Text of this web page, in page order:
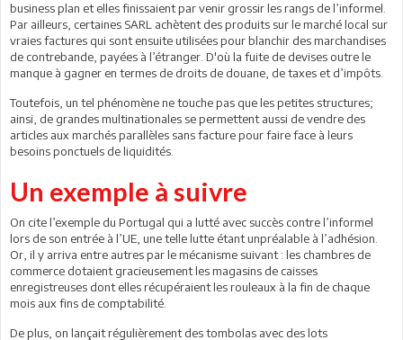
business plan et elles finissaient par venir grossir les rangs de l’informel.
Par ailleurs, certaines SARL achètent des produits sur le marché local sur
vraies factures qui sont ensuite utilisées pour blanchir des marchandises
de contrebande, payées à l’étranger. D'où la fuite de devises outre le
manque à gagner en termes de droits de douane, de taxes et d’impôts.
Toutefois, un tel phénomène ne touche pas que les petites structures;
ainsi, de grandes multinationales se permettent aussi de vendre des
articles aux marchés parallèles sans facture pour faire face à leurs
besoins ponctuels de liquidités.
Un exemple à suivre
On cite l’exemple du Portugal qui a lutté avec succès contre l’informel
lors de son entrée à l’UE, une telle lutte étant unpréalable à l’adhésion.
Or, il y arriva entre autres par le mécanisme suivant : les chambres de
commerce dotaient gracieusement les magasins de caisses
enregistreuses dont elles récupéraient les rouleaux à la fin de chaque
mois aux fins de comptabilité.
De plus, on lançait régulièrement des tombolas avec des lots